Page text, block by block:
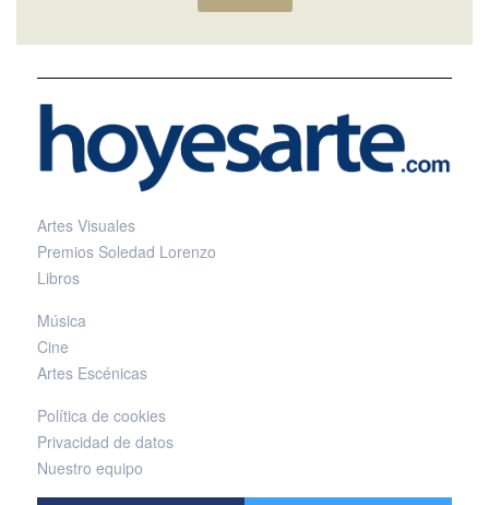
Artes Visuales
Premios Soledad Lorenzo
Libros
Música
Cine
Artes Escénicas
Política de cookies
Privacidad de datos
Nuestro equipo